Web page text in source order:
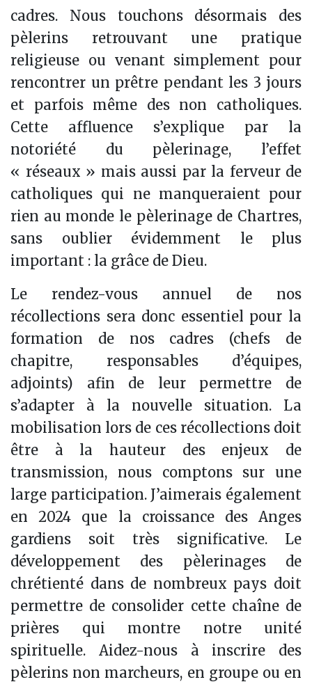
cadres. Nous touchons désormais des
pèlerins retrouvant une pratique
religieuse ou venant simplement pour
rencontrer un prêtre pendant les 3 jours
et parfois même des non catholiques.
Cette affluence s’explique par la
notoriété du pèlerinage, l’effet
« réseaux » mais aussi par la ferveur de
catholiques qui ne manqueraient pour
rien au monde le pèlerinage de Chartres,
sans oublier évidemment le plus
important : la grâce de Dieu.
Le rendez-vous annuel de nos
récollections sera donc essentiel pour la
formation de nos cadres (chefs de
chapitre, responsables d’équipes,
adjoints) afin de leur permettre de
s’adapter à la nouvelle situation. La
mobilisation lors de ces récollections doit
être à la hauteur des enjeux de
transmission, nous comptons sur une
large participation. J’aimerais également
en 2024 que la croissance des Anges
gardiens soit très significative. Le
développement des pèlerinages de
chrétienté dans de nombreux pays doit
permettre de consolider cette chaîne de
prières qui montre notre unité
spirituelle. Aidez-nous à inscrire des
pèlerins non marcheurs, en groupe ou en